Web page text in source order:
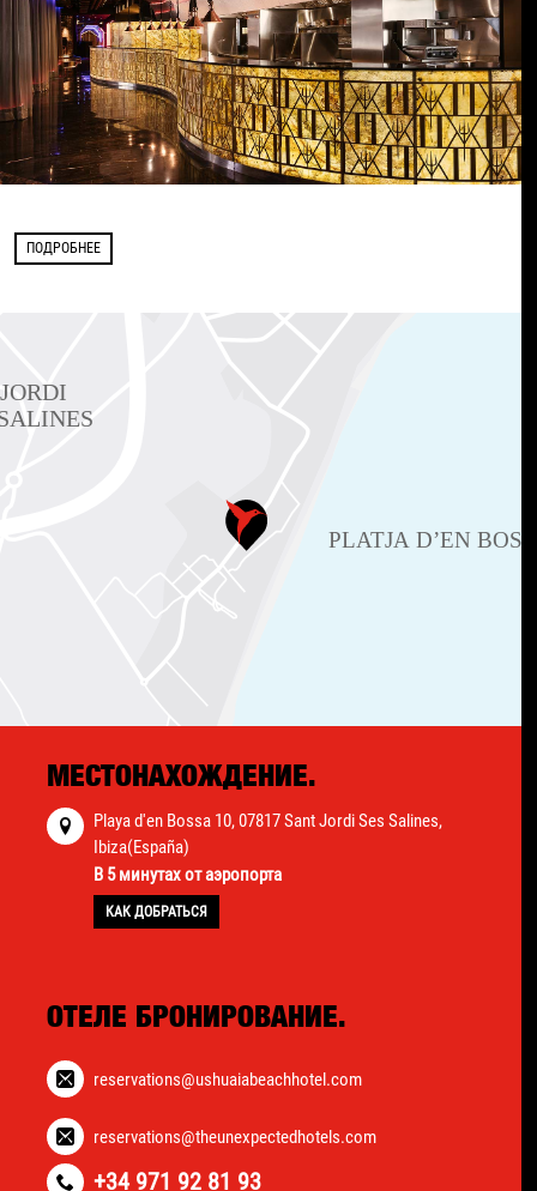
ПОДРОБНЕЕ
МЕСТОНАХОЖДЕНИЕ.
Playa d'en Bossa 10, 07817 Sant Jordi Ses Salines,
Ibiza(España)
В 5 минутах от аэропорта
КАК ДОБРАТЬСЯ
ОТЕЛЕ БРОНИРОВАНИЕ.
reservations@ushuaiabeachhotel.com
reservations@theunexpectedhotels.com
+34 971 92 81 93